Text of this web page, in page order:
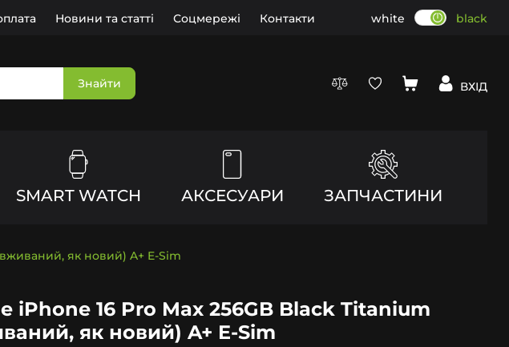
Новини та статті Соцмережі Контакти white black
Знайти ВХІД
SMART WATCH АКСЕСУАРИ ЗАПЧАСТИНИ
як новий) A+ E-Sim
iPhone 16 Pro Max 256GB Black Titanium
як новий) A+ E-Sim